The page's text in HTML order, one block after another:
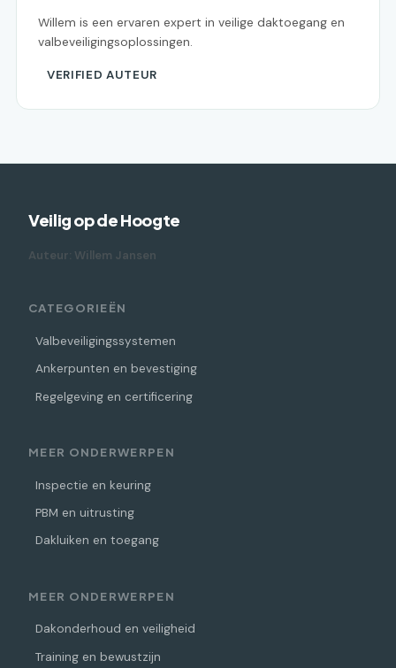
Willem is een ervaren expert in veilige daktoegang en
valbeveiligingsoplossingen.
VERIFIED AUTEUR
Veilig op de Hoogte
Auteur: Willem Jansen
CATEGORIEËN
Valbeveiligingssystemen
Ankerpunten en bevestiging
Regelgeving en certificering
MEER ONDERWERPEN
Inspectie en keuring
PBM en uitrusting
Dakluiken en toegang
MEER ONDERWERPEN
Dakonderhoud en veiligheid
Training en bewustzijn